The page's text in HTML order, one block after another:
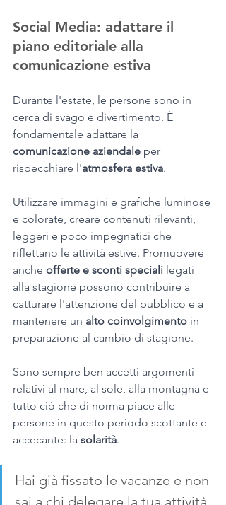
Social Media: adattare il
piano editoriale alla
comunicazione estiva
Durante l'estate, le persone sono in
cerca di svago e divertimento. È
fondamentale adattare la
comunicazione aziendale per
rispecchiare l'atmosfera estiva.
Utilizzare immagini e grafiche luminose
e colorate, creare contenuti rilevanti,
leggeri e poco impegnatici che
riflettano le attività estive. Promuovere
anche offerte e sconti speciali legati
alla stagione possono contribuire a
catturare l'attenzione del pubblico e a
mantenere un alto coinvolgimento in
preparazione al cambio di stagione.
Sono sempre ben accetti argomenti
relativi al mare, al sole, alla montagna e
tutto ciò che di norma piace alle
persone in questo periodo scottante e
accecante: la solarità.
Hai già fissato le vacanze e non
sai a chi delegare la tua attività